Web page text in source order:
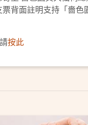
票背面註明支持「嗇
按此